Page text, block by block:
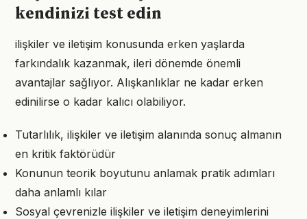
kendinizi test edin
ilişkiler ve iletişim konusunda erken yaşlarda
farkındalık kazanmak, ileri dönemde önemli
avantajlar sağlıyor. Alışkanlıklar ne kadar erken
edinilirse o kadar kalıcı olabiliyor.
Tutarlılık, ilişkiler ve iletişim alanında sonuç almanın
en kritik faktörüdür
Konunun teorik boyutunu anlamak pratik adımları
daha anlamlı kılar
Sosyal çevrenizle ilişkiler ve iletişim deneyimlerini